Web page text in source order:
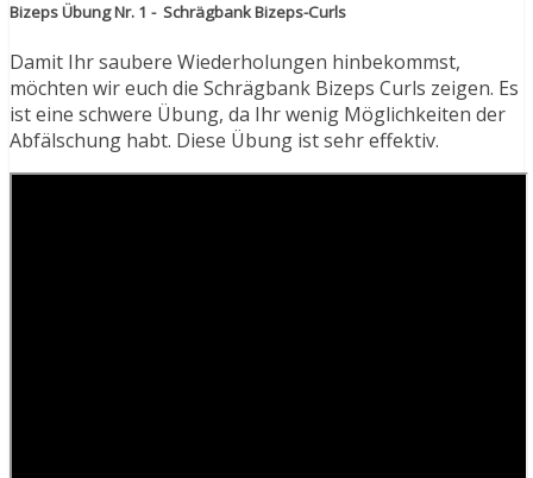
Bizeps Übung Nr. 1 - Schrägbank Bizeps-Curls
Damit Ihr saubere Wiederholungen hinbekommst,
möchten wir euch die Schrägbank Bizeps Curls zeigen. Es
ist eine schwere Übung, da Ihr wenig Möglichkeiten der
Abfälschung habt. Diese Übung ist sehr effektiv.